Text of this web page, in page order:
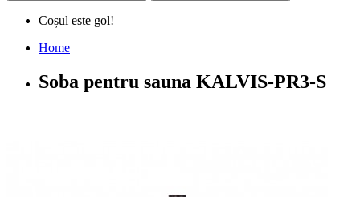
Coșul este gol!
Home
Soba pentru sauna KALVIS-PR3-S